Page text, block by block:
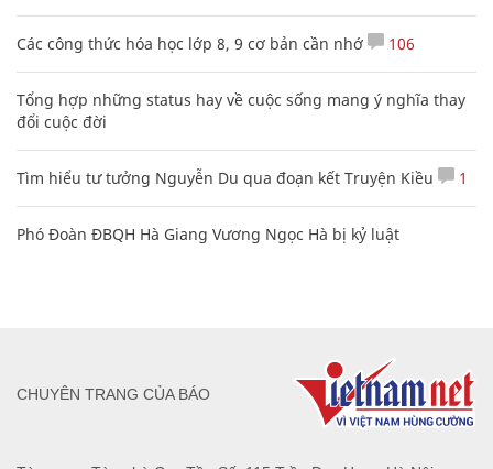
Các công thức hóa học lớp 8, 9 cơ bản cần nhớ 106
Tổng hợp những status hay về cuộc sống mang ý nghĩa thay
đổi cuộc đời
Tìm hiểu tư tưởng Nguyễn Du qua đoạn kết Truyện Kiều 1
Phó Đoàn ĐBQH Hà Giang Vương Ngọc Hà bị kỷ luật
CHUYÊN TRANG CỦA BÁO